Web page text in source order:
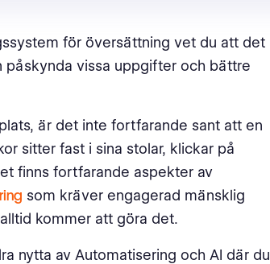
för översättning vet du att det
vissa uppgifter och bättre
är det inte fortfarande sant att en
sitter fast i sina stolar, klickar på
finns fortfarande aspekter av
som kräver engagerad mänsklig
kommer att göra det.
nytta av Automatisering och AI där du